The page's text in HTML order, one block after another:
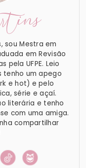
sou Mestra em
em Revisão
pela UFPE. Leio
tenho um apego
e hot) e pelo
série e açaí.
literária e tenho
com uma amiga.
compartilhar